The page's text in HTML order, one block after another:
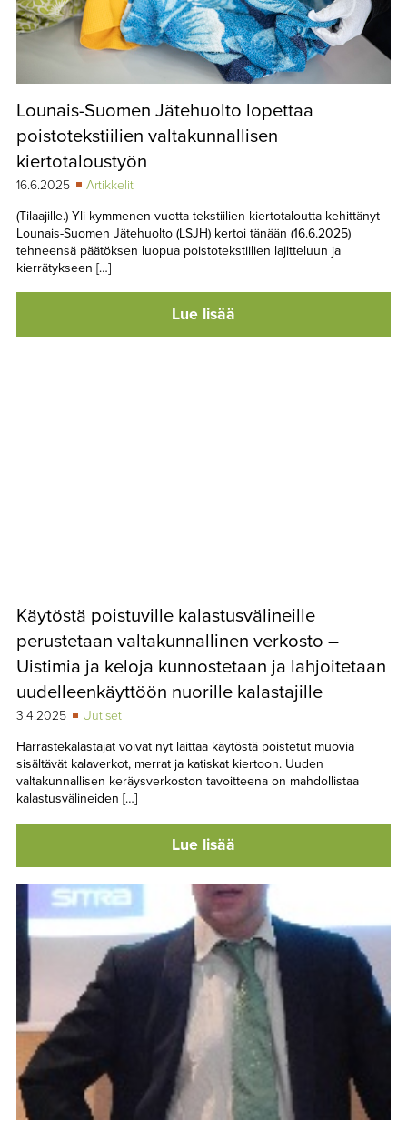
Lounais-Suomen Jätehuolto lopettaa
poistotekstiilien valtakunnallisen
kiertotaloustyön
16.6.2025
Artikkelit
(Tilaajille.) Yli kymmenen vuotta tekstiilien kiertotaloutta kehittänyt
Lounais-Suomen Jätehuolto (LSJH) kertoi tänään (16.6.2025)
tehneensä päätöksen luopua poistotekstiilien lajitteluun ja
kierrätykseen […]
Lue lisää
Käytöstä poistuville kalastusvälineille
perustetaan valtakunnallinen verkosto –
Uistimia ja keloja kunnostetaan ja lahjoitetaan
uudelleenkäyttöön nuorille kalastajille
3.4.2025
Uutiset
Harrastekalastajat voivat nyt laittaa käytöstä poistetut muovia
sisältävät kalaverkot, merrat ja katiskat kiertoon. Uuden
valtakunnallisen keräysverkoston tavoitteena on mahdollistaa
kalastusvälineiden […]
Lue lisää